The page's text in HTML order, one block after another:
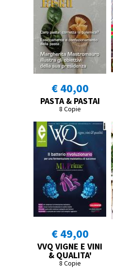
€ 40,00
PASTA & PASTAI
8 Copie
€ 49,00
VVQ VIGNE E VINI
& QUALITA'
8 Copie